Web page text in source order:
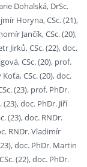
Dohalská, DrSc.
Horyna, CSc. (21),
Jančík, CSc. (20),
Jirků, CSc. (22), doc.
CSc. (20), prof.
CSc. (20), doc.
(23), prof. PhDr.
(23), doc. PhDr. Jiří
(23), doc. RNDr.
RNDr. Vladimír
doc. PhDr. Martin
(22), doc. PhDr.